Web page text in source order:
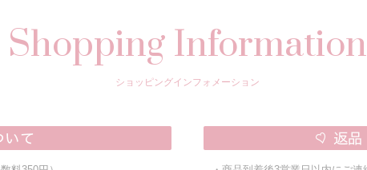
Shopping Information
ショッピングインフォメーション